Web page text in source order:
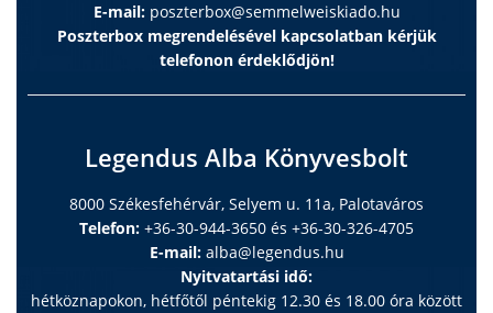
E-mail: poszterbox@semmelweiskiado.hu
Poszterbox megrendelésével kapcsolatban kérjük
telefonon érdeklődjön!
Legendus Alba Könyvesbolt
8000 Székesfehérvár, Selyem u. 11a, Palotaváros
Telefon: +36-30-944-3650 és +36-30-326-4705
E-mail: alba@legendus.hu
Nyitvatartási idő:
hétköznapokon, hétfőtől péntekig 12.30 és 18.00 óra között